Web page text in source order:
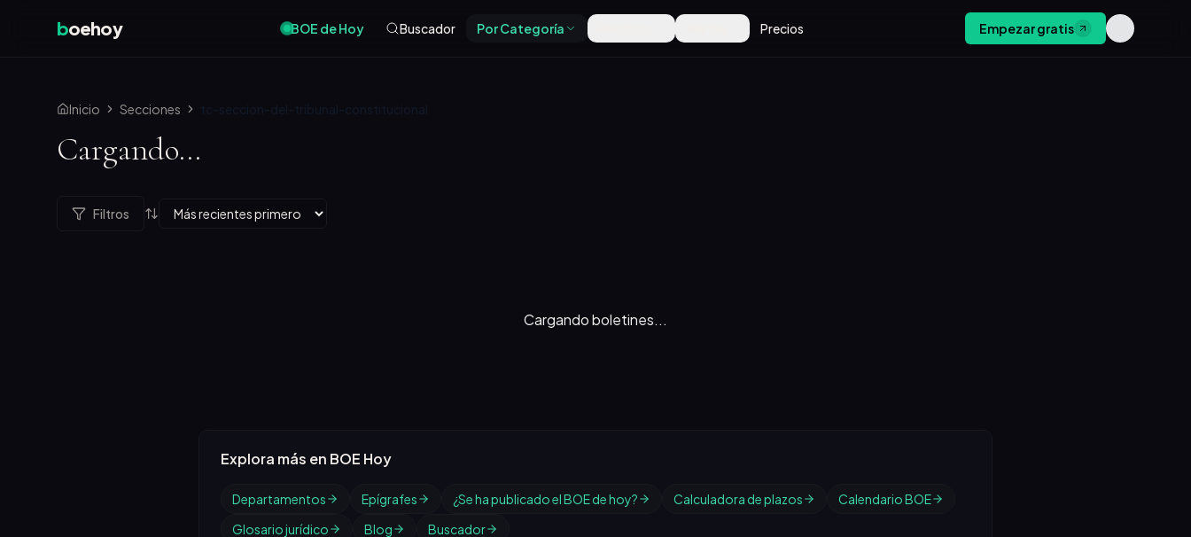
boehoy BOE de Hoy Buscador Por Categoría Precios Empezar gratis
Inicio Secciones tc-seccion-del-tribunal-constitucional
Cargando...
Filtros
Cargando boletines...
Explora más en BOE Hoy
Departamentos Epígrafes ¿Se ha publicado el BOE de hoy? Calculadora de plazos
Calendario BOE
Glosario jurídico
Blog Buscador